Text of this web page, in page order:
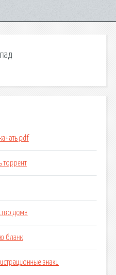
pdf
торрент
дома
бланк
знаки